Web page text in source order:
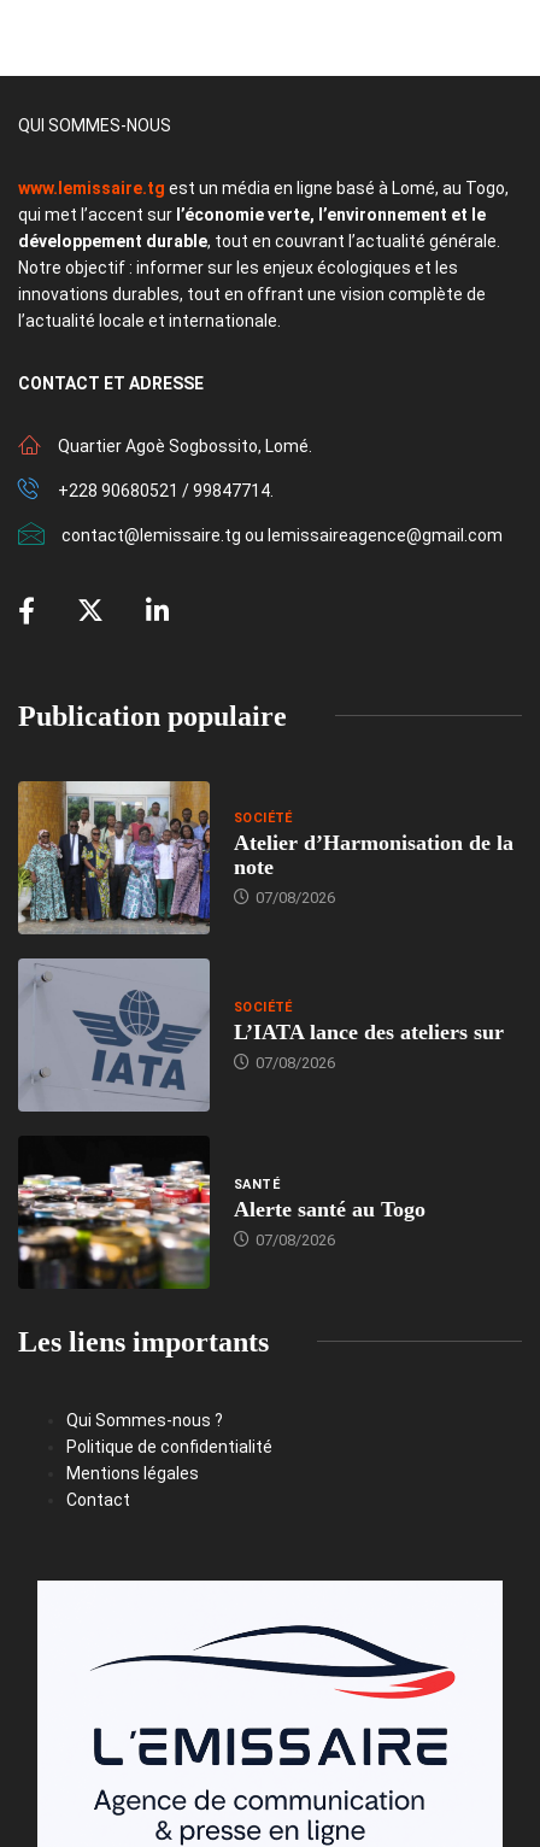
QUI SOMMES-NOUS
www.lemissaire.tg est un média en ligne basé à Lomé, au Togo,
qui met l’accent sur l’économie verte, l’environnement et le
développement durable, tout en couvrant l’actualité générale.
Notre objectif : informer sur les enjeux écologiques et les
innovations durables, tout en offrant une vision complète de
l’actualité locale et internationale.
CONTACT ET ADRESSE
Quartier Agoè Sogbossito, Lomé.
+228 90680521 / 99847714.
contact@lemissaire.tg ou lemissaireagence@gmail.com
Publication populaire
SOCIÉTÉ
Atelier d’Harmonisation de la
note
07/08/2026
SOCIÉTÉ
L’IATA lance des ateliers sur
07/08/2026
SANTÉ
Alerte santé au Togo
07/08/2026
Les liens importants
Qui Sommes-nous ?
Politique de confidentialité
Mentions légales
Contact